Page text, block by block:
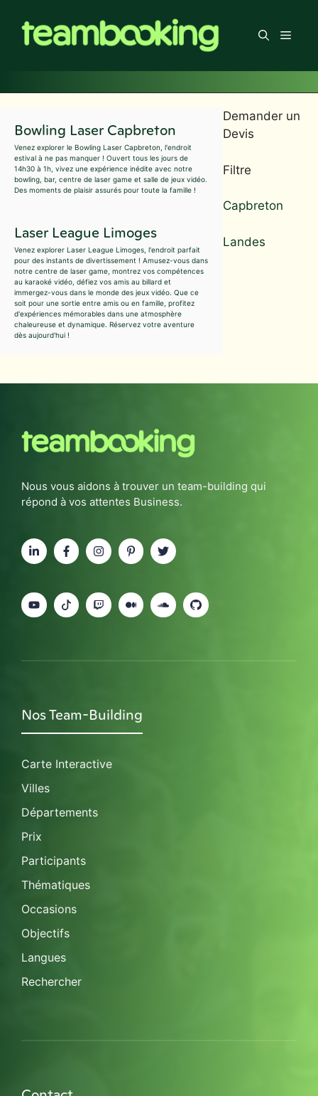
contenu
Menu
Bowling Laser Capbreton
Venez explorer le Bowling Laser Capbreton, l'endroit
estival à ne pas manquer ! Ouvert tous les jours de
14h30 à 1h, vivez une expérience inédite avec notre
bowling, bar, centre de laser game et salle de jeux vidéo.
Des moments de plaisir assurés pour toute la famille !
Laser League Limoges
Venez explorer Laser League Limoges, l'endroit parfait
pour des instants de divertissement ! Amusez-vous dans
notre centre de laser game, montrez vos compétences
au karaoké vidéo, défiez vos amis au billard et
immergez-vous dans le monde des jeux vidéo. Que ce
soit pour une sortie entre amis ou en famille, profitez
d'expériences mémorables dans une atmosphère
chaleureuse et dynamique. Réservez votre aventure
dès aujourd'hui !
Demander un
Devis
Filtre
Capbreton
Landes
Nous vous aidons à trouver un team-building qui
répond à vos attentes Business.
Nos Team-Building
Carte Interactive
Villes
Départements
Prix
Participants
Thématiques
Occasions
Objectifs
Langues
Rechercher